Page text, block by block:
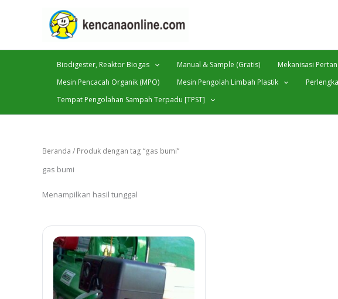
Biodigester, Reaktor Biogas Manual & Sample (Gratis) Mekanisasi
Mesin Pencacah Organik (MPO)
Mesin Pengolah Limbah Plastik
Tempat Pengolahan Sampah Terpadu [TPST]
Beranda / Produk dengan tag “gas bumi”
gas bumi
Menampilkan hasil tunggal